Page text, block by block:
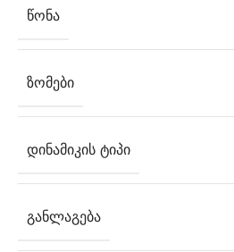
ᲬᲝᲜᲐ
ᲖᲝᲛᲔᲑᲘ
ᲓᲘᲜᲐᲛᲘᲙᲘᲡ ᲢᲘᲞᲘ
ᲒᲐᲜᲚᲐᲒᲔᲑᲐ